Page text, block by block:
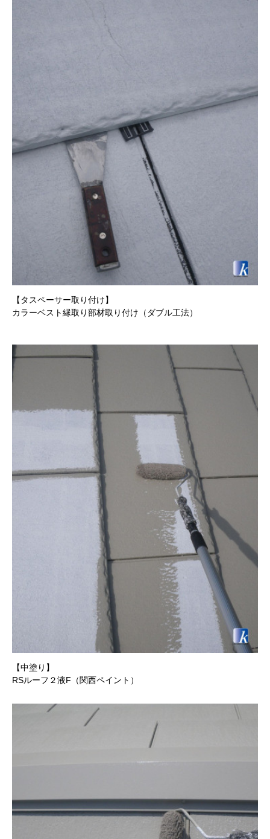
【 タスペーサー取り付け】
カラーベスト縁取り部材取り付け（ダブル工法）
【中塗り】
RSルーフ２液F（関西ペイント）